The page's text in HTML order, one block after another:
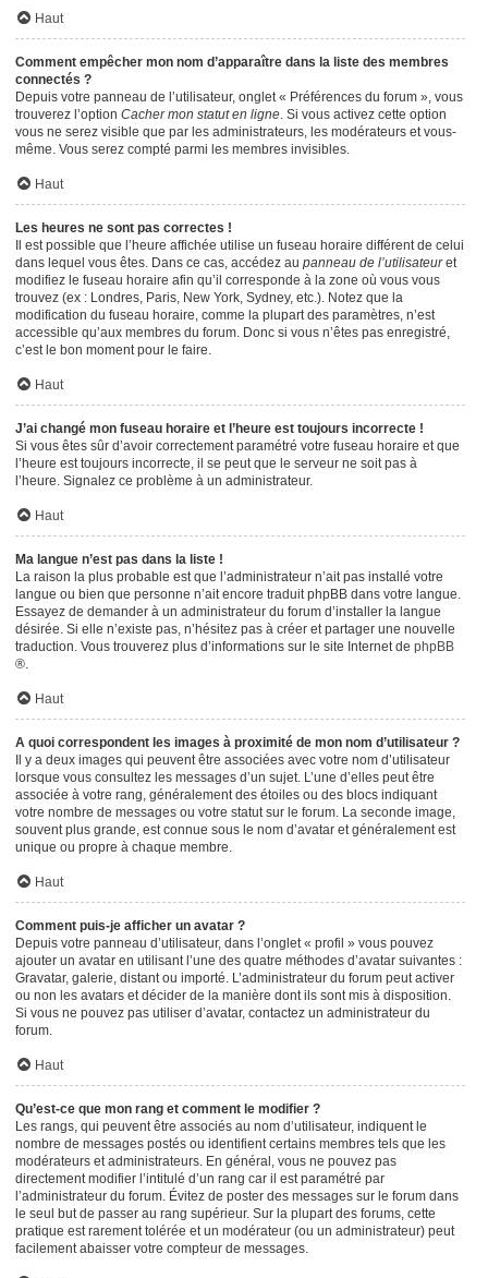
Haut
Comment empêcher mon nom d’apparaître dans la liste des membres
connectés ?
Depuis votre panneau de l’utilisateur, onglet « Préférences du forum », vous
trouverez l’option Cacher mon statut en ligne. Si vous activez cette option
vous ne serez visible que par les administrateurs, les modérateurs et vous-
même. Vous serez compté parmi les membres invisibles.
Haut
Les heures ne sont pas correctes !
Il est possible que l’heure affichée utilise un fuseau horaire différent de celui
dans lequel vous êtes. Dans ce cas, accédez au panneau de l’utilisateuret
modifiez le fuseau horaire afin qu’il corresponde à la zone où vous vous
trouvez (ex : Londres, Paris, New York, Sydney, etc.). Notez que la
modification du fuseau horaire, comme la plupart des paramètres, n’est
accessible qu’aux membres du forum. Donc si vous n’êtes pas enregistré,
c’est le bon moment pour le faire.
Haut
J’ai changé mon fuseau horaire et l’heure est toujours incorrecte !
Si vous êtes sûr d’avoir correctement paramétré votre fuseau horaire et que
l’heure est toujours incorrecte, il se peut que le serveur ne soit pas à
l’heure. Signalez ce problème à un administrateur.
Haut
Ma langue n’est pas dans la liste !
La raison la plus probable est que l’administrateur n’ait pas installé votre
langue ou bien que personne n’ait encore traduit phpBB dans votre langue.
Essayez de demander à un administrateur du forum d’installer la langue
désirée. Si elle n’existe pas, n’hésitez pas à créer et partager une nouvelle
traduction. Vous trouverez plus d’informations sur le site Internet de phpBB
®.
Haut
A quoi correspondent les images à proximité de mon nom d’utilisateur ?
Il y a deux images qui peuvent être associées avec votre nom d’utilisateur
lorsque vous consultez les messages d’un sujet. L’une d’elles peut être
associée à votre rang, généralement des étoiles ou des blocs indiquant
votre nombre de messages ou votre statut sur le forum. La seconde image,
souvent plus grande, est connue sous le nom d’avatar et généralement est
unique ou propre à chaque membre.
Haut
Comment puis-je afficher un avatar ?
Depuis votre panneau d’utilisateur, dans l’onglet « profil » vous pouvez
ajouter un avatar en utilisant l’une des quatre méthodes d’avatar suivantes :
Gravatar, galerie, distant ou importé. L’administrateur du forum peut activer
ou non les avatars et décider de la manière dont ils sont mis à disposition.
Si vous ne pouvez pas utiliser d’avatar, contactez un administrateur du
forum.
Haut
Qu’est-ce que mon rang et comment le modifier ?
Les rangs, qui peuvent être associés au nom d’utilisateur, indiquent le
nombre de messages postés ou identifient certains membres tels que les
modérateurs et administrateurs. En général, vous ne pouvez pas
directement modifier l’intitulé d’un rang car il est paramétré par
l’administrateur du forum. Évitez de poster des messages sur le forum dans
le seul but de passer au rang supérieur. Sur la plupart des forums, cette
pratique est rarement tolérée et un modérateur (ou un administrateur) peut
facilement abaisser votre compteur de messages.